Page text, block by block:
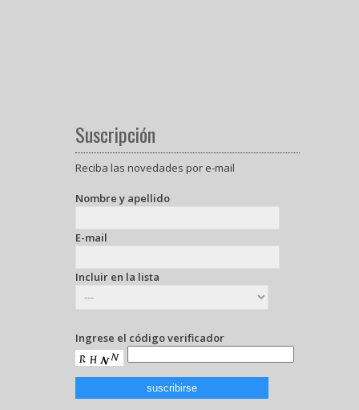
Suscripción
Reciba las novedades por e-mail
Nombre y apellido
E-mail
Incluir en la lista
Ingrese el código verificador